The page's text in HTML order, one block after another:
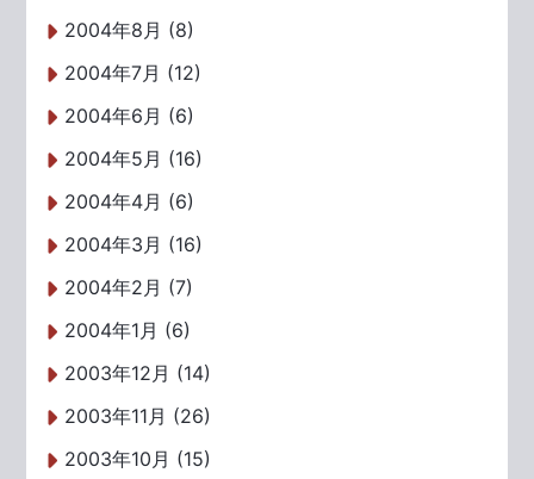
2004年8月 (8)
2004年7月 (12)
2004年6月 (6)
2004年5月 (16)
2004年4月 (6)
2004年3月 (16)
2004年2月 (7)
2004年1月 (6)
2003年12月 (14)
2003年11月 (26)
2003年10月 (15)